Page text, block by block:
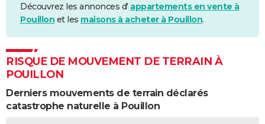
Découvrez les annonces d' appartements en vente à
Pouillon et les maisons à acheter à Pouillon.
RISQUE DE MOUVEMENT DE TERRAIN À
POUILLON
Derniers mouvements de terrain déclarés
catastrophe naturelle à Pouillon